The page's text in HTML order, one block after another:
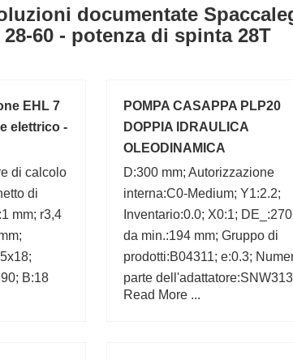
documentate
60 - potenza di spinta 28T
EHL 7
elettrico -
di calcolo
di
mm; r3,4
B:18
POMPA CASAPPA PLP20
DOPPIA IDRAULICA
OLEODINAMICA
D:300 mm; Autorizzazione
interna:C0-Medium; Y1:2.2;
Inventario:0.0; X0:1;
da min.:194 mm; Gruppo di
prodotti:B04311; e:0.3;
parte
H3136 HA3136;
Read More ...